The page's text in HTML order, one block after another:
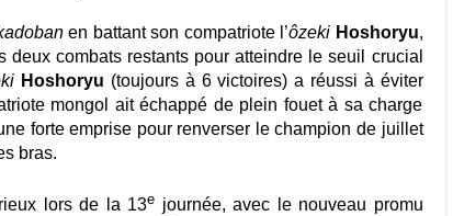
en battant son compatriote l’ôzeki Hoshoryu,
deux combats restants pour atteindre le seuil crucial
Hoshoryu (toujours à 6 victoires) a réussi à éviter
mongol ait échappé de plein fouet à sa charge
forte emprise pour renverser le champion de juillet
bras.
lors de la 13e journée, avec le nouveau promu